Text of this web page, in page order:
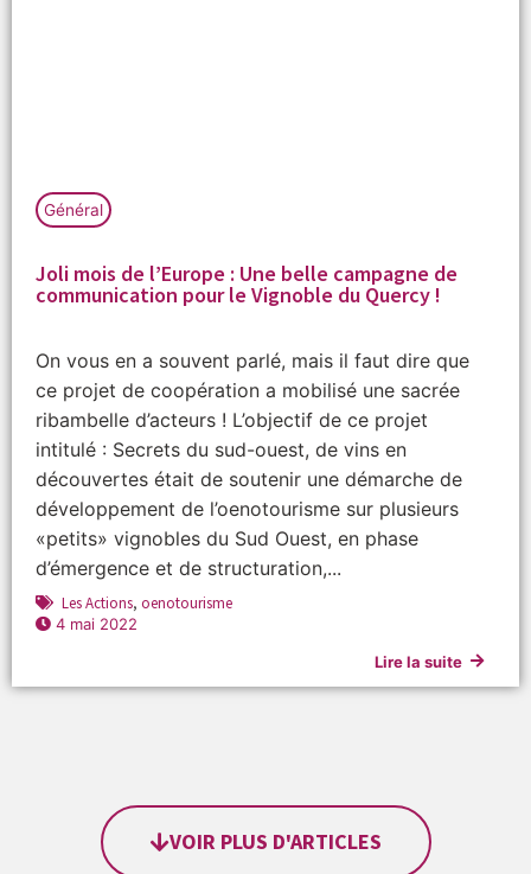
Général
Joli mois de l’Europe : Une belle campagne de
communication pour le Vignoble du Quercy !
On vous en a souvent parlé, mais il faut dire que
ce projet de coopération a mobilisé une sacrée
ribambelle d’acteurs ! L’objectif de ce projet
intitulé : Secrets du sud-ouest, de vins en
découvertes était de soutenir une démarche de
développement de l’oenotourisme sur plusieurs
«petits» vignobles du Sud Ouest, en phase
d’émergence et de structuration,...
Les Actions, oenotourisme
4 mai 2022
Lire la suite
VOIR PLUS D'ARTICLES